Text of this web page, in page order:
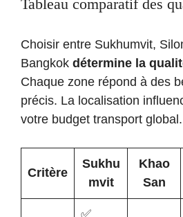
Tableau comparatif des
Choisir entre Sukhumvit,
Bangkok détermine la
Chaque zone répond à des
précis. La localisation
votre budget transport global.
Critère
Sukhu
mvit
Khao
San